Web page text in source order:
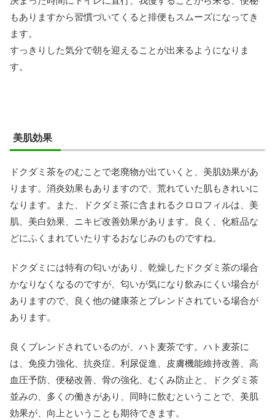
もありますから習慣づいてくると排便もスムーズになってき
ます。
すっきりした気分で朝を迎えることが出来るようになりま
す。
美肌効果
ドクダミ茶をのむことで老廃物が出ていくと、美肌効果があ
ります。消炎効果もありますので、荒れていた肌もきれいに
なります。また、ドクダミ茶に含まれるクロロフィルは、美
肌、美白効果、ニキビ改善効果があります。良く、化粧品な
どにふくまれていたりするおなじみのものですね。
ドクダミには特有の匂いがあり、乾燥したドクダミ茶の場合
かなりなくなるのですが、匂いが気になり飲みにくい場合が
ありますので、良く他の健康茶とブレンドされている場合が
あります。
良くブレンドされているのが、ハト麦茶です。ハト麦茶に
は、免疫力強化、抗炎症、利尿促進、皮膚機能維持改善、高
血圧予防、便秘改善、骨の強化、むくみ防止と、ドクダミ茶
並みの、多くの働きがあり、同時に飲むということで、美肌
効果が、向上ということも期待できます。